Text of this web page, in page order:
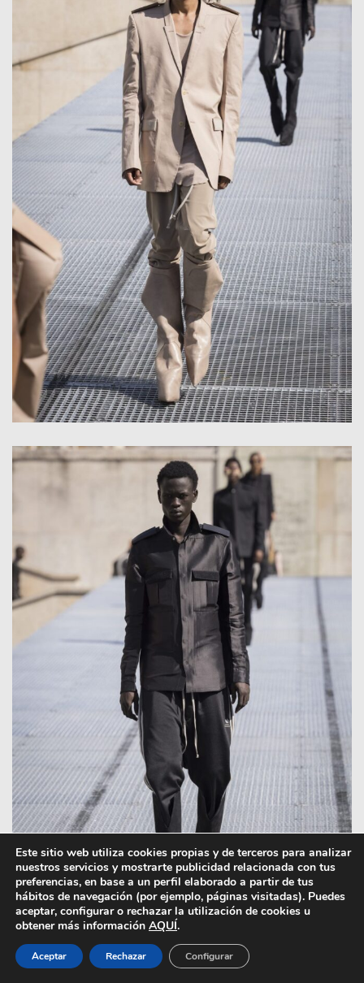
Este sitio web utiliza cookies propias y de terceros para analizar
nuestros servicios y mostrarte publicidad relacionada con tus
preferencias, en base a un perfil elaborado a partir de tus
hábitos de navegación (por ejemplo, páginas visitadas). Puedes
aceptar, configurar o rechazar la utilización de cookies u
obtener más información AQUÍ.
Aceptar Rechazar Configurar